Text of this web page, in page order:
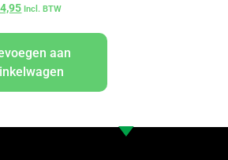
Incl. BTW
aan